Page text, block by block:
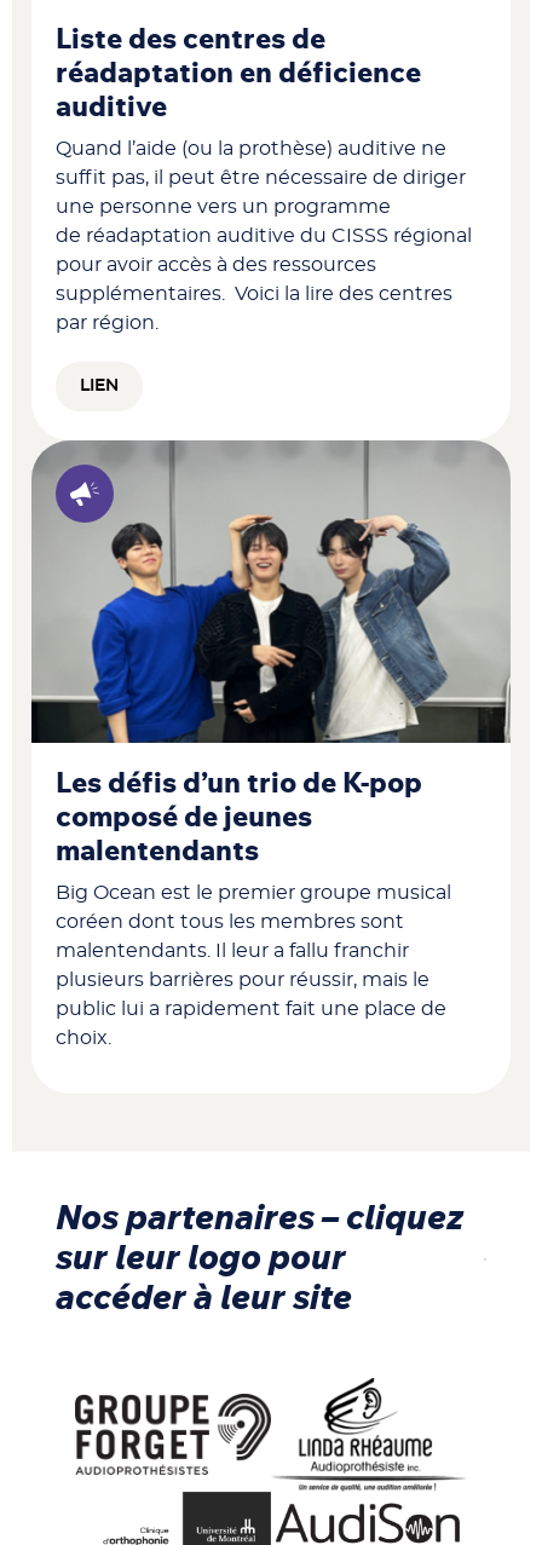
Liste des centres de
réadaptation en déficience
auditive
Quand l’aide (ou la prothèse) auditive ne
suffit pas, il peut être nécessaire de diriger
une personne vers un programme
de réadaptation auditive du CISSS régional
pour avoir accès à des ressources
supplémentaires. Voici la lire des centres
par région.
LIEN
Les défis d’un trio de K-pop
composé de jeunes
malentendants
Big Ocean est le premier groupe musical
coréen dont tous les membres sont
malentendants. Il leur a fallu franchir
plusieurs barrières pour réussir, mais le
public lui a rapidement fait une place de
choix.
Nos partenaires – cliquez
sur leur logo pour
accéder à leur site